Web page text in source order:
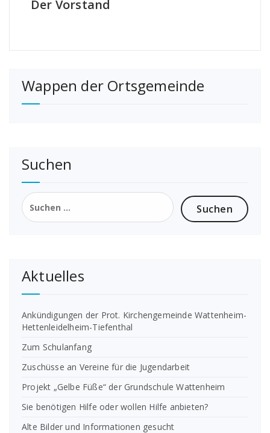
Der Vorstand
Wappen der Ortsgemeinde
Suchen
Suchen
nach:
Aktuelles
Ankündigungen der Prot. Kirchengemeinde Wattenheim-
Hettenleidelheim-Tiefenthal
Zum Schulanfang
Zuschüsse an Vereine für die Jugendarbeit
Projekt „Gelbe Füße“ der Grundschule Wattenheim
Sie benötigen Hilfe oder wollen Hilfe anbieten?
Alte Bilder und Informationen gesucht